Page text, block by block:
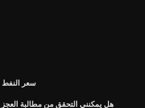
سعر النفط
هل يمكنني التحقق من مطالبة